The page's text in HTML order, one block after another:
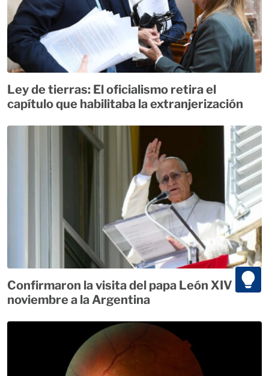
Ley de tierras: El oficialismo retira el
capítulo que habilitaba la extranjerización
Confirmaron la visita del papa León XIV para
noviembre a la Argentina